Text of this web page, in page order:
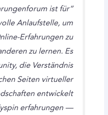
Erfahrungenforum
eine wertvolle
über meine Online-
und von anderen zu
eine Community, die
unterschiedlichen Seiten
Freundschaften
im buddyspin